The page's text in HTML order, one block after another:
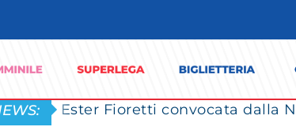
Ester Fioretti convocata dalla